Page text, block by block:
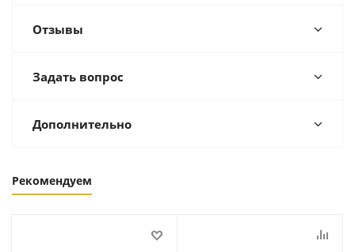
Отзывы
Задать вопрос
Дополнительно
Рекомендуем